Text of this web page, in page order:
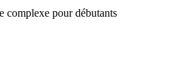
complexe pour débutants